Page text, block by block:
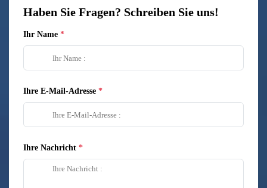
Haben Sie Fragen? Schreiben Sie uns!
Ihr Name
Ihre E-Mail-Adresse
Ihre Nachricht